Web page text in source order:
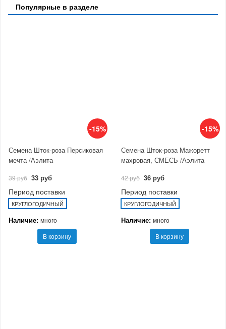
Популярные в разделе
-15%
Семена Шток-роза Персиковая
мечта /Аэлита
39 руб 33 руб
Период поставки
КРУГЛОГОДИЧНЫЙ
Наличие: много
В корзину
-15%
Семена Шток-роза Мажоретт
махровая, СМЕСЬ /Аэлита
42 руб 36 руб
Период поставки
КРУГЛОГОДИЧНЫЙ
Наличие: много
В корзину